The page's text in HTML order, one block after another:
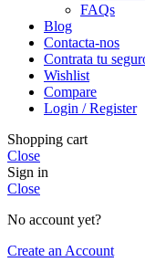
FAQs
Blog
Contacta-nos
Contrata tu
Wishlist
Compare
Login / Register
Shopping cart
Close
Sign in
Close
No account yet?
Create an Account